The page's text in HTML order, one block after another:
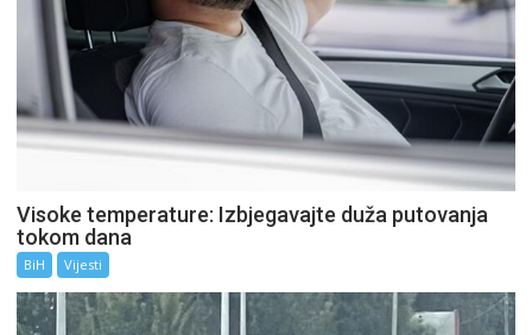
Visoke temperature: Izbjegavajte duža putovanja
tokom dana
BiH Vijesti